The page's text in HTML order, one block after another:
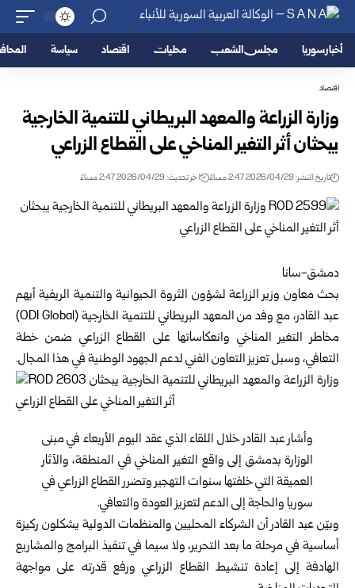
أخبار سوريا مجلس الشعب محليات اقتصاد سياسة
اقتصاد
وزارة الزراعة والمعهد البريطاني للتنمية الخارجية
يبحثان أثر التغير المناخي على القطاع الزراعي
تاريخ النشر: 2026/04/29 2:47 مساءً اخر تحديث: 2026/04/29 2:47 مساءً
دمشق-سانا
بحث معاون وزير الزراعة لشؤون الثروة الحيوانية والتنمية الريفية أيهم
عبد القادر، مع وفد من المعهد البريطاني للتنمية الخارجية (ODI Global)
مخاطر التغير المناخي وانعكاساتها على القطاع الزراعي ضمن خطة
التعافي، وسبل تعزيز التعاون الفني لدعم الجهود الوطنية في هذا المجال.
وأشار عبد القادر خلال اللقاء الذي عقد اليوم الأربعاء في مبنى
الوزارة بدمشق إلى واقع التغير المناخي في المنطقة، والآثار
العميقة التي خلفتها سنوات التهجير وتضرر القطاع الزراعي في
سوريا والحاجة إلى الدعم لتعزيز العودة والتعافي.
وبيّن عبد القادر أن الشركاء المحليين والمنظمات الدولية يشكلون ركيزة
أساسية في مرحلة ما بعد التحرير، ولا سيما في تنفيذ البرامج والمشاريع
الهادفة إلى إعادة تنشيط القطاع الزراعي ورفع قدرته على مواجهة